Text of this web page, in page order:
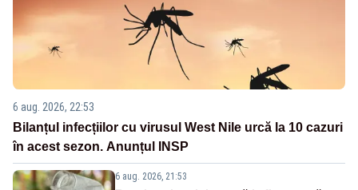
6 aug. 2026, 22:53
Bilanțul infecțiilor cu virusul West Nile urcă la 10 cazuri
în acest sezon. Anunțul INSP
6 aug. 2026, 21:53